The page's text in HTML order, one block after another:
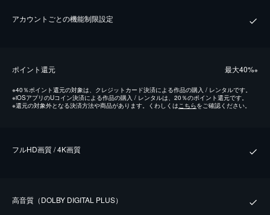
アカウントごとの機能制限設定
ポイント還元 最⼤40%※
※40％ポイント還元の対象は、クレジットカード決済による作品の購入 / レンタルです。
※iOSアプリのUコイン決済による作品の購入 / レンタルは、20％のポイント還元です。
※還元の対象外となる決済方法や商品があります。くわしくはこちらをご確認ください。
フルHD画質 / 4K画質
⾼⾳質（DOLBY DIGITAL PLUS）